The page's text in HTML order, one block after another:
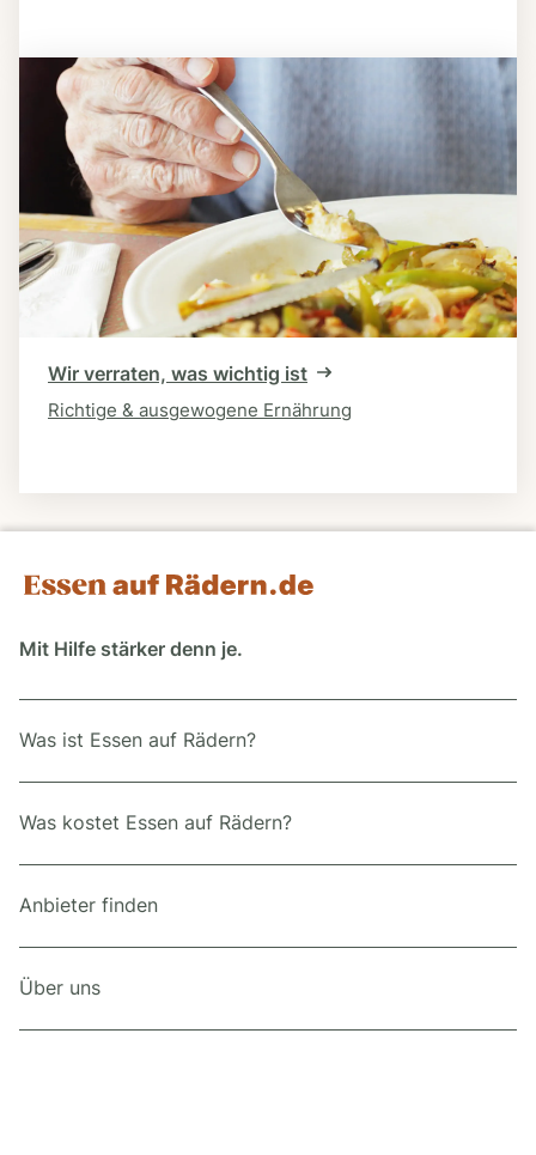
Wir verraten, was wichtig ist
Richtige & ausgewogene Ernährung
Mit Hilfe stärker denn je.
Was ist Essen auf Rädern?
Was kostet Essen auf Rädern?
Anbieter finden
Über uns